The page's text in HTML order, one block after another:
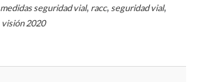
medidas seguridad vial, racc, seguridad vial,
visión 2020